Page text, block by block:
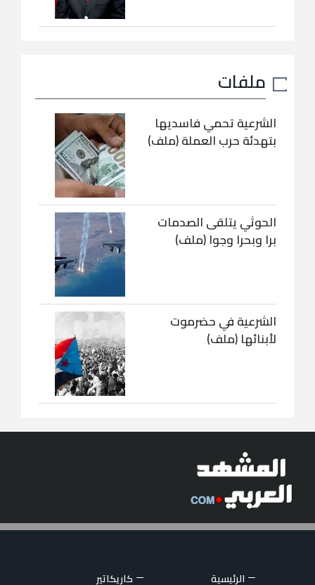
ملفات
الشرعية تحمي فاسديها
بتهدئة حرب العملة (ملف)
الحوثي يتلقى الصدمات
برا وبحرا وجوا (ملف)
الشرعية في حضرموت
لأبنائها (ملف)
الرئيسية كاريكاتير